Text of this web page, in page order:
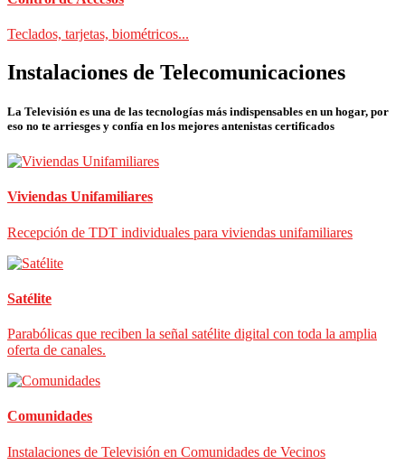
Teclados, tarjetas, biométricos...
Instalaciones de Telecomunicaciones
La Televisión es una de las tecnologías más indispensables en un hogar, por
eso no te arriesges y confía en los mejores antenistas certificados
Viviendas Unifamiliares
Recepción de TDT individuales para viviendas unifamiliares
Satélite
Parabólicas que reciben la señal satélite digital con toda la amplia
oferta de canales.
Comunidades
Instalaciones de Televisión en Comunidades de Vecinos